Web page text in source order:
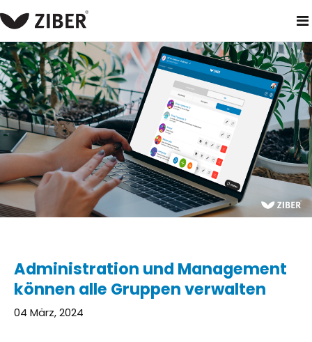
heim neuigkeiten administration und management können
Administration und Management
können alle Gruppen verwalten
04 März, 2024